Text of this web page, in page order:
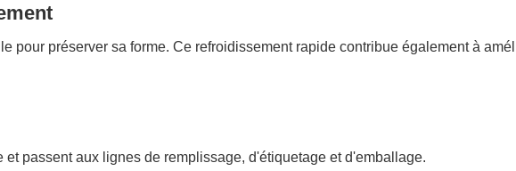
pour préserver sa forme. Ce refroidissement rapide contribue également à
passent aux lignes de remplissage, d'étiquetage et d'emballage.